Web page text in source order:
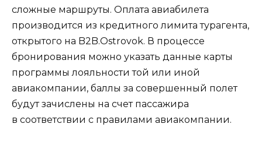
сложные маршруты. Оплата авиабилета
производится из кредитного лимита турагента,
открытого на B2B.Ostrovok. В процессе
бронирования можно указать данные карты
программы лояльности той или иной
авиакомпании, баллы за совершенный полет
будут зачислены на счет пассажира
в соответствии с правилами авиакомпании.